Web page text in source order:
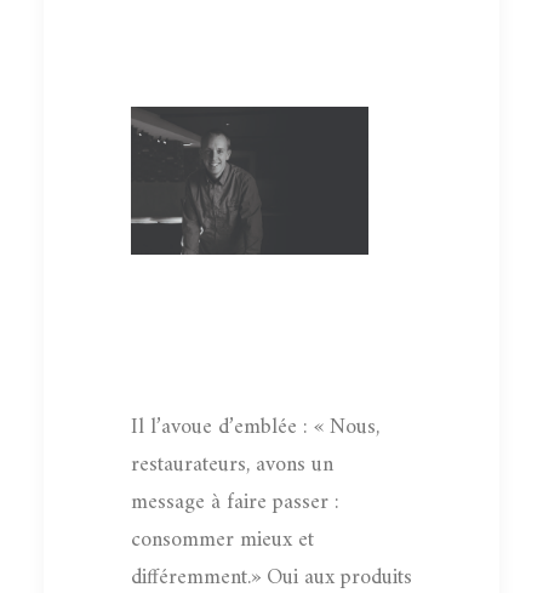
Il l’avoue d’emblée : « Nous,
restaurateurs, avons un
message à faire passer :
consommer mieux et
différemment.» Oui aux produits